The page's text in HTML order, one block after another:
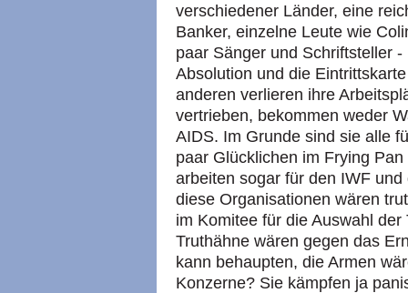
verschiedener Länder, eine
Banker, einzelne Leute wie
paar Sänger und Schriftsteller
Absolution und die
anderen verlieren ihre
vertrieben, bekommen weder
AIDS. Im Grunde sind sie alle
paar Glücklichen im Frying
arbeiten sogar für den IWF
diese Organisationen wären
im Komitee für die Auswahl
Truthähne wären gegen das
kann behaupten, die Armen
Konzerne? Sie kämpfen ja